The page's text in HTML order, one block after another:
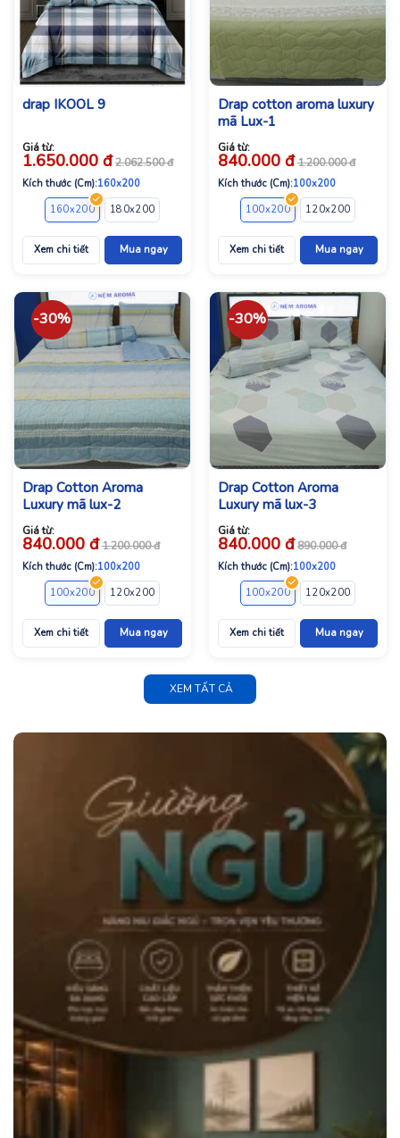
drap IKOOL 9
Giá từ:
1.650.000 đ 2.062.500đ
Kích thước (Cm):160x200
160x200
180x200
Xem chi tiết Mua ngay
Drap cotton aroma luxury
mã Lux-1
Giá từ:
840.000 đ 1.200.000đ
Kích thước (Cm):100x200
100x200
120x200
Xem chi tiết Mua ngay
-30%
Drap Cotton Aroma
Luxury mã lux-2
Giá từ:
840.000 đ 1.200.000đ
Kích thước (Cm):100x200
100x200
120x200 160x200 180x200
Xem chi tiết Mua ngay
-30%
Drap Cotton Aroma
Luxury mã lux-3
Giá từ:
840.000 đ 890.000đ
Kích thước (Cm):100x200
100x200
120x200
Xem chi tiết Mua ngay
XEM TẤT CẢ